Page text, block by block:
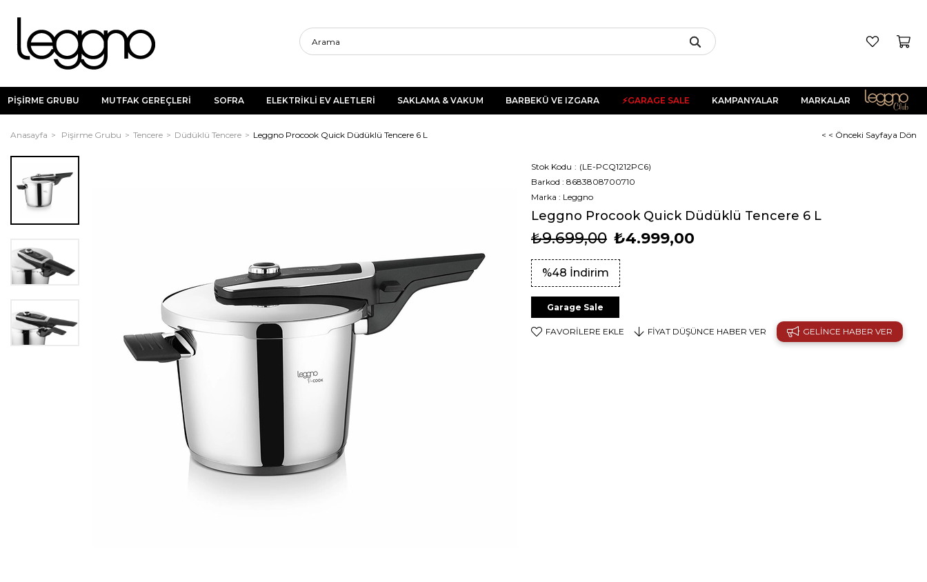
PİŞİRME GRUBU MUTFAK GEREÇLERİ SOFRA ELEKTRİKLİ EV ALETLERİ SAKLAMA & VAKUM BARBEKÜ VE IZGARA ⚡GARAGE SALE KAMPANYALAR MARKALAR
Anasayfa Pişirme Grubu Tencere Düdüklü Tencere Leggno Procook Quick Düdüklü Tencere 6 L < < Önceki Sayfaya Dön
Stok Kodu
(LE-PCQ1212PC6)
Barkod : 8683808700710
Marka : Leggno
Leggno Procook Quick Düdüklü Tencere 6 L
%48 İndirim
₺9.699,00 ₺4.999,00
Garage Sale
FAVORILERE EKLE FIYAT DÜŞÜNCE HABER VER GELINCE HABER VER